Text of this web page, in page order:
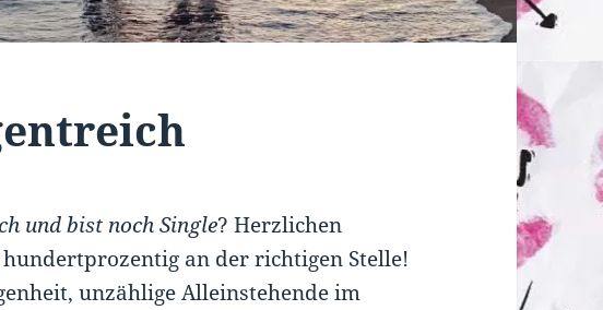
und bist noch Single? Herzlichen
an der richtigen Stelle!
unzählige Alleinstehende im